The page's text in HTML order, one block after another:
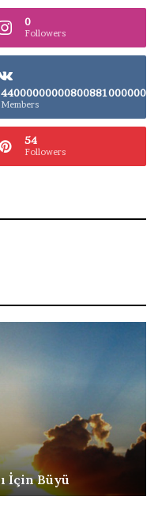
0
Followers
Members
54
Followers
l
n